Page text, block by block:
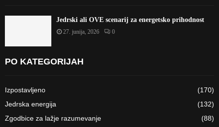
Jedrski ali OVE scenarij za energetsko prihodnost
27. junija, 2026 0
PO KATEGORIJAH
Izpostavljeno
(170)
Jedrska energija
(132)
Zgodbice za lažje razumevanje
(88)